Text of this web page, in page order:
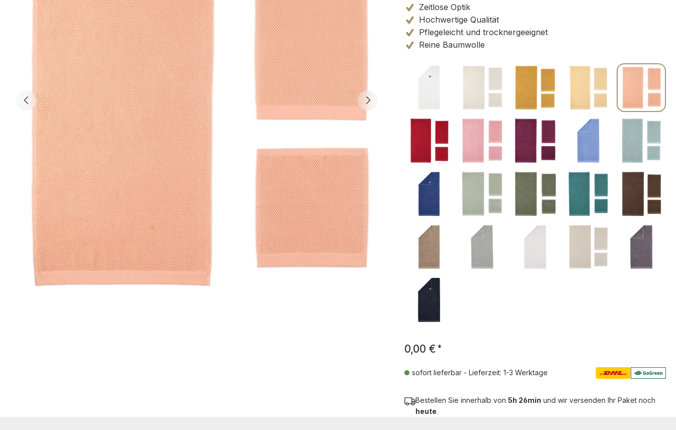
Zeitlose Optik
Hochwertige Qualität
Pflegeleicht und trocknergeeignet
Reine Baumwolle
0,00 € *
sofort lieferbar - Lieferzeit: 1-3 Werktage
Bestellen Sie innerhalb von 5h 26min und wir versenden Ihr Paket noch
heute.